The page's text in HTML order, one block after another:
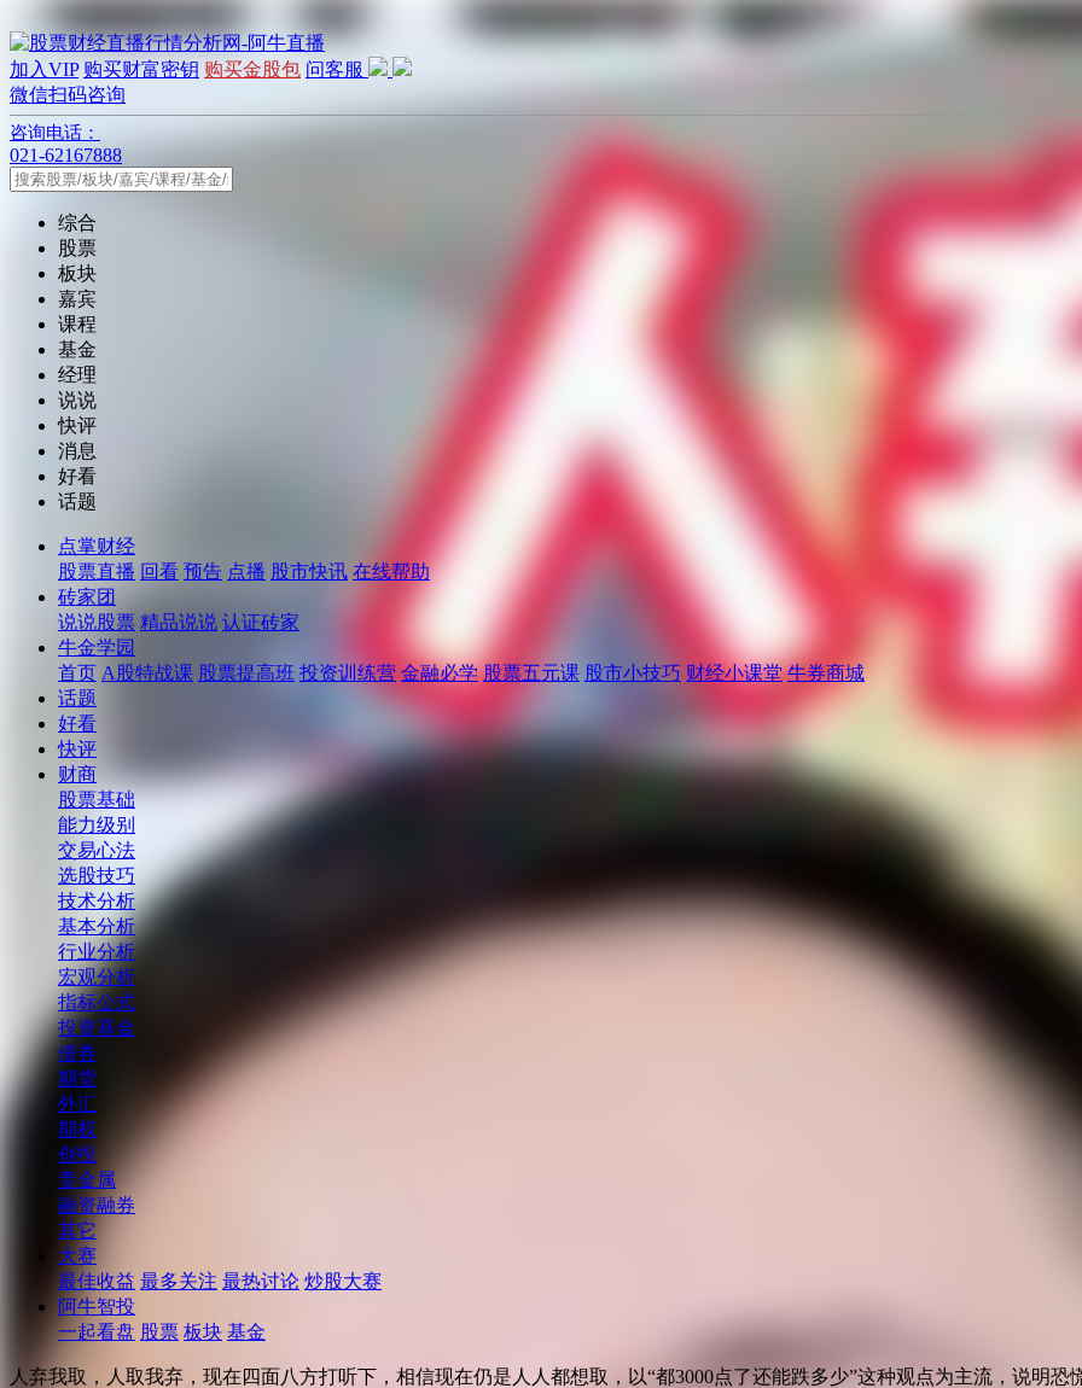
加入VIP 购买财富密钥 购买金股包 问客服
微信扫码咨询
咨询电话：
021-62167888
综合
股票
板块
嘉宾
课程
基金
经理
说说
快评
消息
好看
话题
点掌财经
股票直播 回看 预告 点播 股市快讯 在线帮助
砖家团
说说股票 精品说说 认证砖家
牛金学园
首页 A股特战课 股票提高班 投资训练营 金融必学 股票五元课 股市小技巧 财经小课堂 牛券商城
话题
好看
快评
财商
股票基础
能力级别
交易心法
选股技巧
技术分析
基本分析
行业分析
宏观分析
指标公式
投资基金
债券
期货
外汇
期权
创投
贵金属
融资融券
其它
大赛
最佳收益 最多关注 最热讨论 炒股大赛
阿牛智投
一起看盘 股票 板块 基金
人弃我取，人取我弃，现在四面八方打听下，相信现在仍是人人都想取，以“都3000点了还能跌多少”这种观点为主流，说明